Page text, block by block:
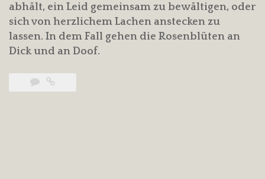
abhält, ein Leid gemeinsam zu bewältigen, oder
sich von herzlichem Lachen anstecken zu
lassen. In dem Fall gehen die Rosenblüten an
Dick und an Doof.